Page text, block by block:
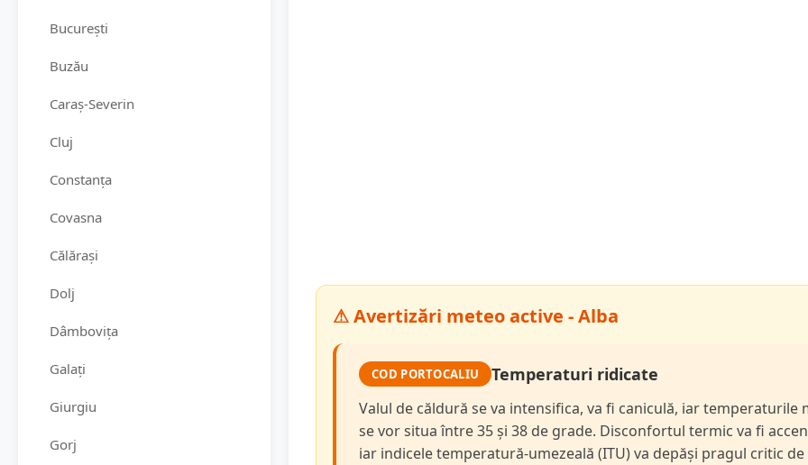
București
Buzău
Caraș-Severin
Cluj
Constanța
Covasna
Călărași
Dolj
Dâmbovița
Galați
Giurgiu
Gorj
⚠ Avertizări meteo active - Alba
COD PORTOCALIU Temperaturi ridicate
Valul de căldură se va intensifica, va fi caniculă, iar temperaturile
se vor situa între 35 și 38 de grade. Disconfortul termic va fi
iar indicele temperatură-umezeală (ITU) va depăși pragul critic de